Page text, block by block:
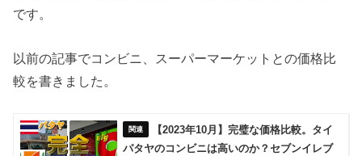
です。
以前の記事でコンビニ、スーパーマーケットとの価格比
較を書きました。
【2023年10月】完璧な価格比較。タイ
パタヤのコンビニは高いのか？セブンイレブ